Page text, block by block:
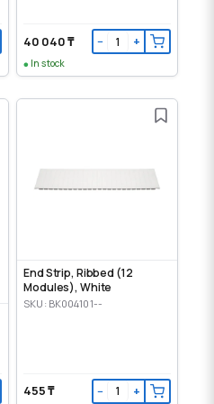
40 040 ₸ − +
In stock
End Strip, Ribbed (12
Modules), White
SKU: BK004101--
455 ₸ − +